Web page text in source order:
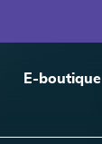
E-boutique